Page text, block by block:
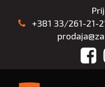
+381 33/261-21-